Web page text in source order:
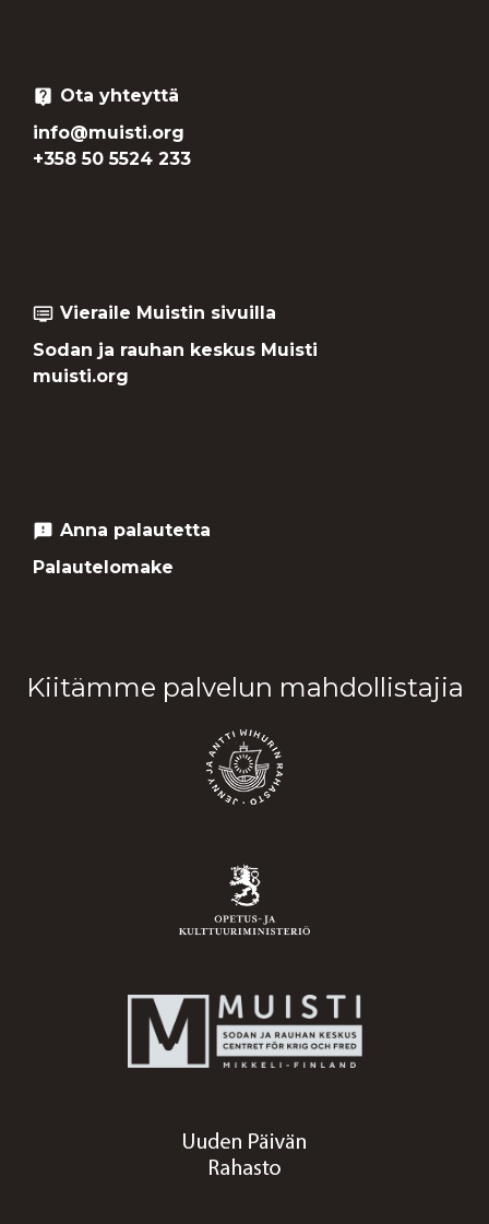
live_help Ota yhteyttä
info@muisti.org
+358 50 5524 233
dvr Vieraile Muistin sivuilla
Sodan ja rauhan keskus Muisti
muisti.org
feedback Anna palautetta
Palautelomake
Kiitämme palvelun mahdollistajia